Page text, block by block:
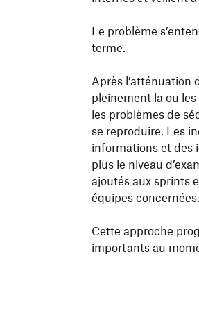
Le problème
terme.
Après l’atténuation
pleinement la ou
les problèmes de
se reproduire. Les
informations et des
plus le niveau
ajoutés aux sprints
équipes concernées.
Cette approche
importants au